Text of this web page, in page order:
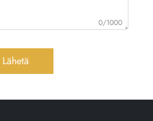
0/1000
Lähetä